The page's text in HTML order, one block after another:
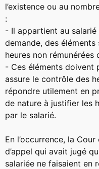
l’existence ou au
:
- Il appartient au
demande, des
heures non
- Ces éléments doivent
assure le contrôle des
répondre utilement en
de nature à justifier les
par le salarié.
En l’occurrence, la
d’appel qui avait jugé
salariée ne faisaient en